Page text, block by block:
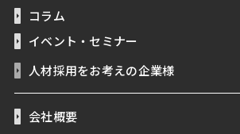
コラム
イベント・セミナー
人材採用をお考えの企業様
会社概要